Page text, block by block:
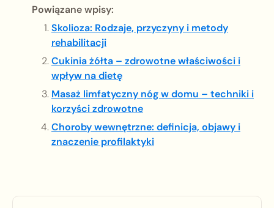
Powiązane wpisy:
Skolioza: Rodzaje, przyczyny i metody
rehabilitacji
Cukinia żółta – zdrowotne właściwości i
wpływ na dietę
Masaż limfatyczny nóg w domu – techniki i
korzyści zdrowotne
Choroby wewnętrzne: definicja, objawy i
znaczenie profilaktyki